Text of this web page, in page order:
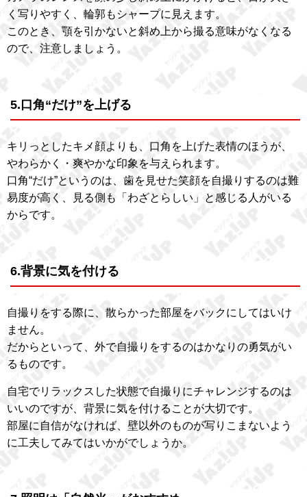
く写りやすく、輪郭もシャープに見えます。
このとき、顎を引かないと斜め上から撮る意味がなくなる
ので、注意しましょう。
5.口角“だけ”を上げる
キリっとしたキメ顔よりも、口角を上げた表情のほうが、
やわらかく・爽やかな印象を与えられます。
口角“だけ”というのは、歯を見せた笑顔を自撮りするのは難
易度が高く、見る側も「わざとらしい」と感じる人がいる
からです。
6.背景に気を付ける
自撮りをする際に、散らかった部屋をバックにしてはいけ
ません。
だからといって、外で自撮りをするのはかなりの勇気がい
るものです。
自宅でリラックスした状態で自撮りにチャレンジするのは
いいのですが、背景に気を付けることが大切です。
部屋に自信がなければ、壁以外のものが写りこまないよう
に工夫してみてはいかがでしょうか。